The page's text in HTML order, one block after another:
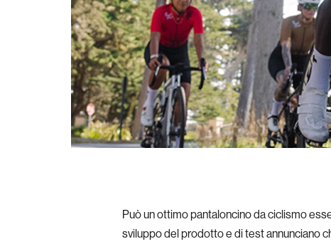
Può un ottimo pantaloncino da ciclismo
sviluppo del prodotto e di test annunciano